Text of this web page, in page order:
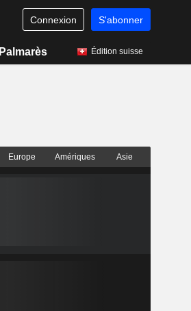
Connexion S'abonner
Palmarès Édition suisse
Europe Amériques Asie